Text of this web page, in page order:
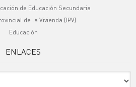
de Educación Secundaria
de la Vivienda (IPV)
Educación
ENLACES